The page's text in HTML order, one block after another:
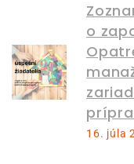
o
16. júla